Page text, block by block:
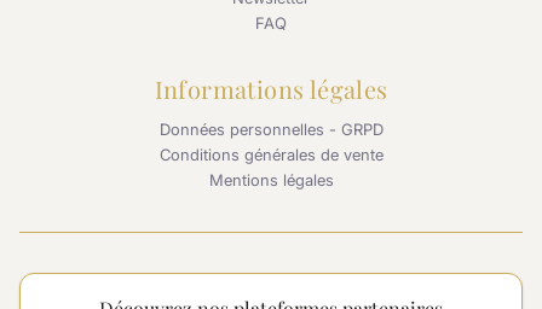
FAQ
Informations légales
Données personnelles - GRPD
Conditions générales de vente
Mentions légales